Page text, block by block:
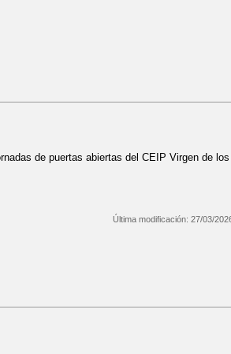
de puertas abiertas del CEIP Virgen de
Última modificación: 27/03/